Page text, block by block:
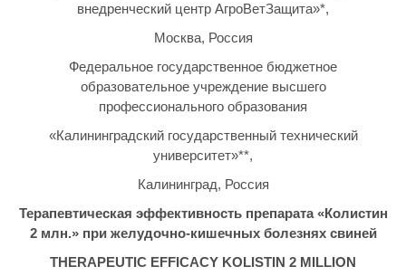
внедренческий центр АгроВетЗащита»*,
Москва, Россия
Федеральное государственное бюджетное
образовательное учреждение высшего
профессионального образования
«Калининградский государственный технический
университет»**,
Калининград, Россия
Терапевтическая эффективность препарата «Колистин
2 млн.» при желудочно-кишечных болезнях свиней
THERAPEUTIC EFFICACY KOLISTIN 2 MILLION